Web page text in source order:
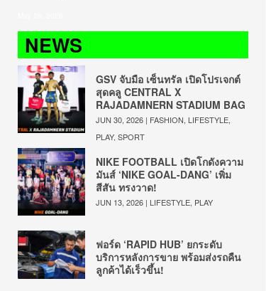
NEWS
GSV จับมือ เซ็นทรัล เปิดโปรเจกต์
สุดคลู CENTRAL X
RAJADAMNERN STADIUM BAG
JUN 30, 2026 | FASHION, LIFESTYLE,
PLAY, SPORT
NIKE FOOTBALL เปิดโกดังความ
มันส์ ‘NIKE GOAL-DANG’ เพิ่ม
สีสัน ทรงวาด!
JUN 13, 2026 | LIFESTYLE, PLAY
ฟอร์ด ‘RAPID HUB’ ยกระดับ
บริการหลังการขาย พร้อมส่งรถคืน
ลูกค้าได้เร็วขึ้น!